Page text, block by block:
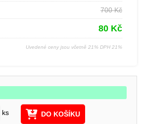
700Kč
80 Kč
Uvedené ceny jsou včetně 21% DPH 21%
ks DO KOŠÍKU